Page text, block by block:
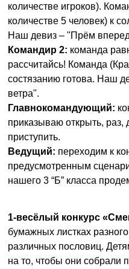
количестве игроков).
количестве 5 человек) к
Наш девиз – "Прём
Командир 2: команда
рассчитайсь! Команда
состязанию готова. Наш
ветра".
Главнокомандующий:
приказываю открыть,
приступить.
Ведущий: переходим к
предусмотренным
нашего 3 “Б” класса
1-весёлый конкурс
бумажных листках
различных пословиц.
на то, чтобы они собрали